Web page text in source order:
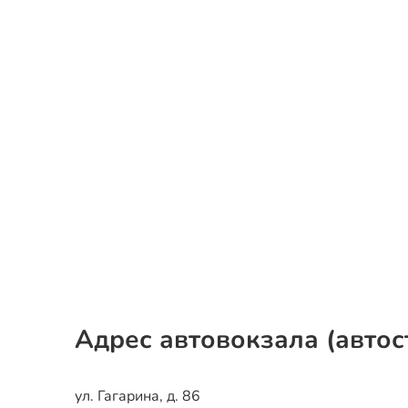
Адрес автовокзала
ул. Гагарина, д. 86